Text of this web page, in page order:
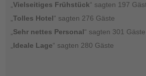
Vielseitiges Frühstück“ sagten 197
Tolles Hotel“ sagten 276 Gäste
Sehr nettes Personal“ sagten 301 Gäste
Ideale Lage“ sagten 280 Gäste